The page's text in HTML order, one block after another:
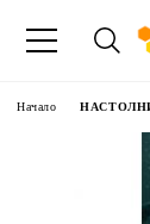
Начало